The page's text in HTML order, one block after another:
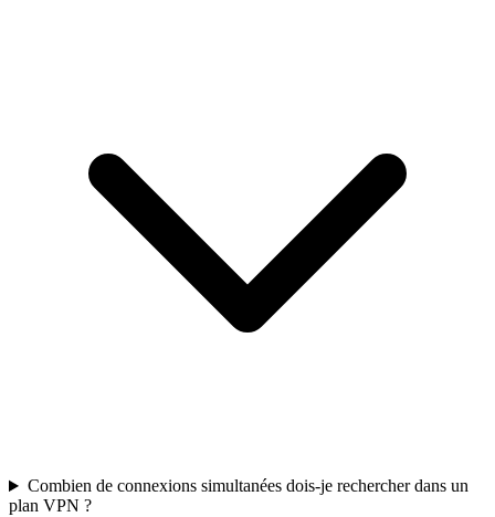
Combien de connexions simultanées dois-je rechercher dans un
plan VPN ?